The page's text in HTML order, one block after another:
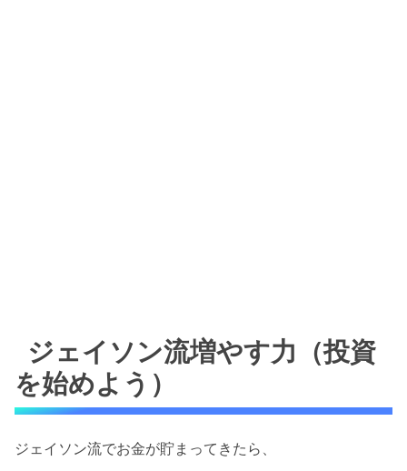
ジェイソン流増やす力（投資
を始めよう）
ジェイソン流でお金が貯まってきたら、